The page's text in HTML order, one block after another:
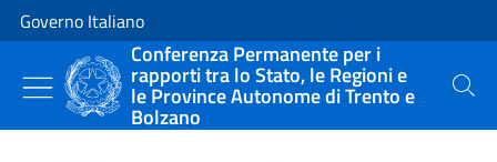
Vai al contenuto
Vai alla navigazione del sito
Governo Italiano
Conferenza Permanente per i
rapporti tra lo Stato, le Regioni e
le Province Autonome di Trento e
Bolzano
Cerca